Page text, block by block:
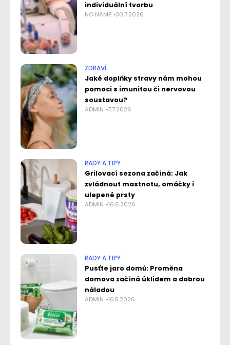
individuální tvorbu
NO NAME 30.7.2026
ZDRAVÍ
Jaké doplňky stravy nám mohou
pomoci s imunitou či nervovou
soustavou?
ADMIN 7.7.2026
RADY A TIPY
Grilovací sezona začíná: Jak
zvládnout mastnotu, omáčky i
ulepené prsty
ADMIN 16.6.2026
RADY A TIPY
Pusťte jaro domů: Proměna
domova začíná úklidem a dobrou
náladou
ADMIN 16.5.2026